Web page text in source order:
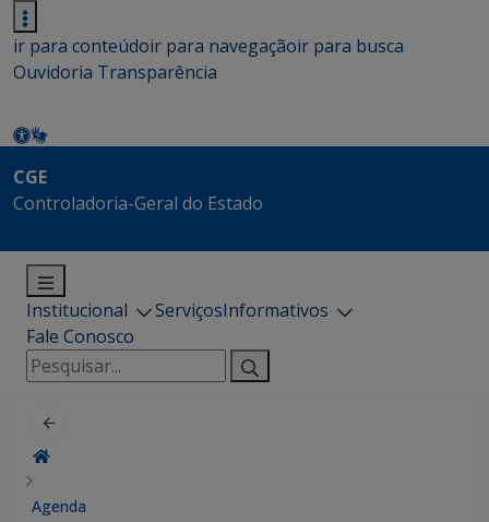
ir para conteúdoir para navegaçãoir para busca
Ouvidoria Transparência
CGE
Controladoria-Geral do Estado
Institucional ServiçosInformativos
Fale Conosco
Pesquisar
por:
Agenda